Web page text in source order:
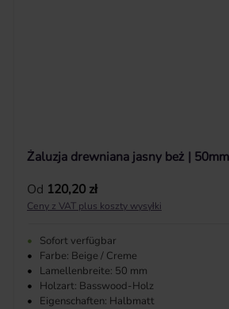
Żaluzja drewniana jasny beż |
Cena regularna:
Od 120,20 zł
Ceny z VAT plus koszty wysyłki
•
Sofort verfügbar
•
Farbe: Beige / Creme
•
Lamellenbreite: 50 mm
•
Holzart: Basswood-Holz
•
Eigenschaften: Halbmatt